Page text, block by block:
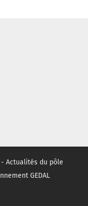
Actualités du pôle
GEDAL